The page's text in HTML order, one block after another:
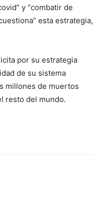
y “combatir de
esta estrategia,
por su estrategia
de su sistema
millones de muertos
resto del mundo.